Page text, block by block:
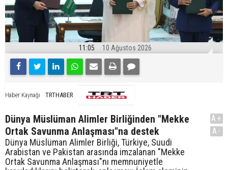
11:05 10 Ağustos 2026
Haber Kaynağı TRTHABER
Dünya Müslüman Alimler Birliğinden "Mekke
Ortak Savunma Anlaşması"na destek
Dünya Müslüman Alimler Birliği, Türkiye, Suudi
Arabistan ve Pakistan arasında imzalanan "Mekke
Ortak Savunma Anlaşması"nı memnuniyetle
A+
A-